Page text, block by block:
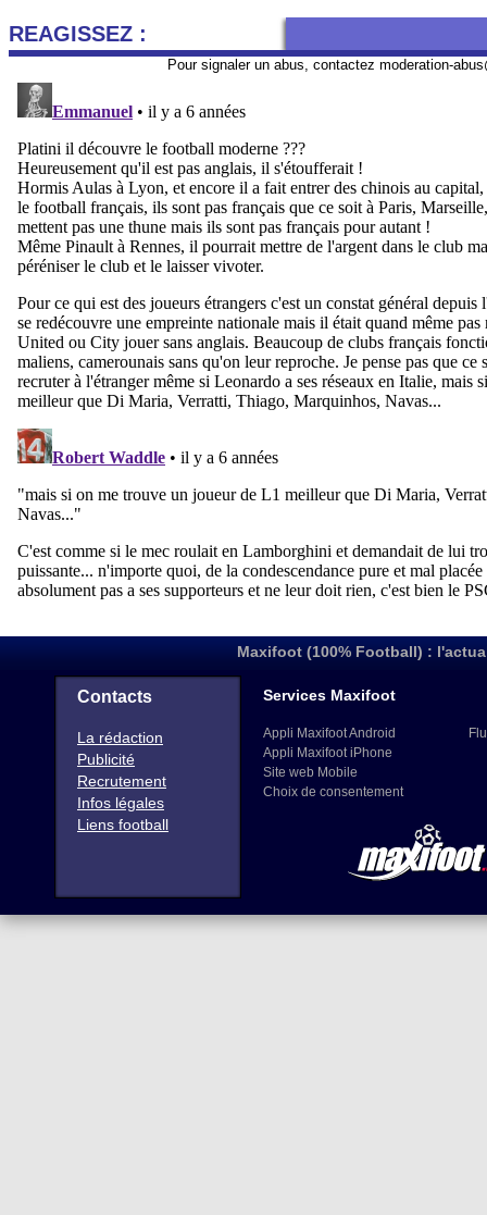
REAGISSEZ :
Pour signaler un abus, contactez moderation-
Maxifoot (100% Football) :
Contacts
La rédaction
Publicité
Recrutement
Infos légales
Liens football
Services Maxifoot
Appli Maxifoot Android
Appli Maxifoot iPhone
Site web Mobile
Choix de consentement